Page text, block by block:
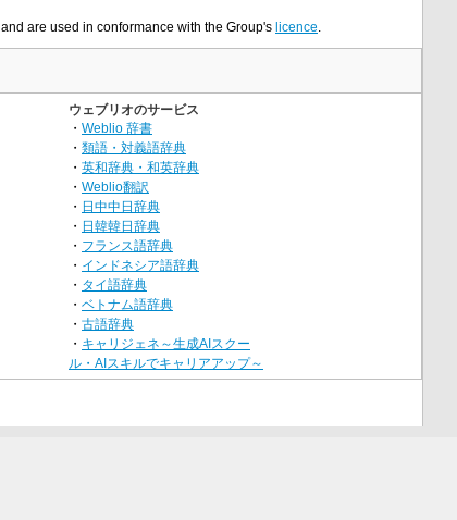
, and are used in conformance with the Group's licence
ウェブリオのサービス
・ Weblio 辞書
・ 類語・対義語辞典
・ 英和辞典・和英辞典
・ Weblio翻訳
・ 日中中日辞典
・ 日韓韓日辞典
・ フランス語辞典
・ インドネシア語辞典
・ タイ語辞典
・ ベトナム語辞典
・ 古語辞典
・ キャリジェネ～生成AIスクー
ル・AIスキルでキャリアアップ～